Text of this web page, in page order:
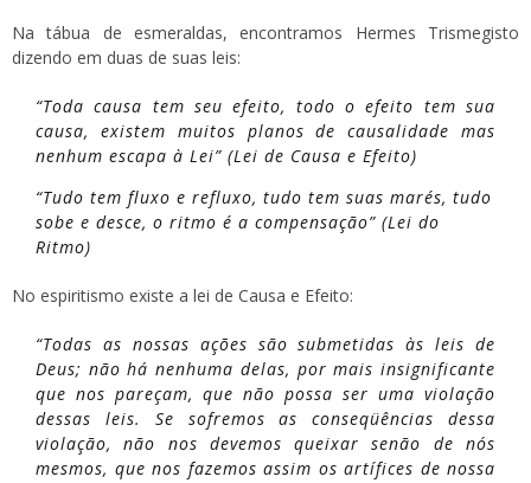
Na tábua de esmeraldas, encontramos Hermes Trismegisto
dizendo em duas de suas leis:
“Toda causa tem seu efeito, todo o efeito tem sua
causa, existem muitos planos de causalidade mas
nenhum escapa à Lei” (Lei de Causa e Efeito)
“Tudo tem fluxo e refluxo, tudo tem suas marés, tudo
sobe e desce, o ritmo é a compensação” (Lei do
Ritmo)
No espiritismo existe a lei de Causa e Efeito:
“Todas as nossas ações são submetidas às leis de
Deus; não há nenhuma delas, por mais insignificante
que nos pareçam, que não possa ser uma violação
dessas leis. Se sofremos as conseqüências dessa
violação, não nos devemos queixar senão de nós
mesmos, que nos fazemos assim os artífices de nossa